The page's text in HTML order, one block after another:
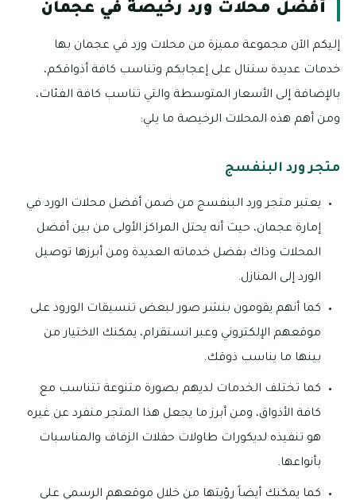
أفضل محلات ورد رخيصة في عجمان
إليكم الآن مجموعة مميزة من محلات ورد في عجمان بها
خدمات عديدة ستنال على إعجابكم وتناسب كافة أذواقكم،
بالإضافة إلى الأسعار المتوسطة والتي تناسب كافة الفئات،
ومن أهم هذه المحلات الرخيصة ما يلي:
متجر ورد البنفسج
يعتبر متجر ورد البنفسج من ضمن أفضل محلات الورد في
إمارة عجمان، حيث أنه يحتل المراكز الأولى من بين أفضل
المحلات وذاك بفضل خدماته العديدة ومن أبرزها توصيل
الورد إلى المنازل.
كما أنهم يقومون بنشر صور لبعض تنسيقات الورود على
موقعهم الإلكتروني وعبر انستقرام، يمكنك الاختيار من
بينها ما يناسب ذوقك.
كما تختلف الخدمات لديهم بصورة متنوعة تتناسب مع
كافة الأذواق، ومن أبرز ما يجعل هذا المتجر منفرد عن غيره
هو تنفيذه لديكورات طاولات حفلات الزفاف والمناسبات
بأنواعها.
كما يمكنك أيضاً رؤيتها من خلال موقعهم الرسمي على